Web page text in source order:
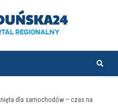
dla samochodów – czas na